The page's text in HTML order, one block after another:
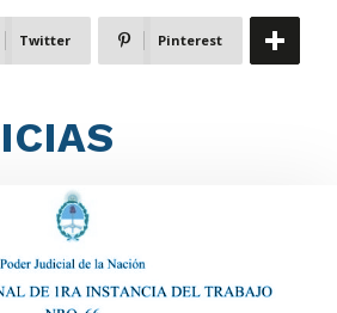
Twitter Pinterest